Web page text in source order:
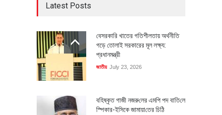
Latest Posts
বেসরকারি খাতের গতিশীলতায় অর্থনীতি
গড়ে তোলাই সরকারের মূল লক্ষ্য:
প্রধানমন্ত্রী
জাতীয় July 23, 2026
বহিষ্কৃত গাজী নজরু‌লের এম‌পি পদ বা‌তি‌লে
স্পিকার-ইসিকে জামায়া‌তের চি‌ঠি